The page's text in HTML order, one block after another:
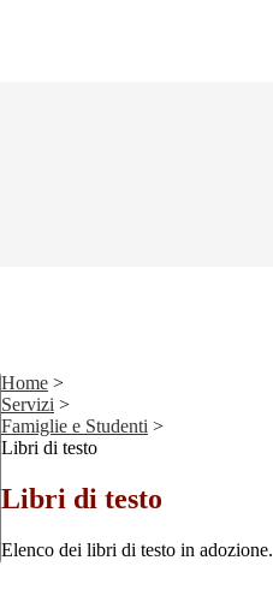
Home >
Servizi >
Famiglie e Studenti >
Libri di testo
Libri di testo
Elenco dei libri di testo in adozione.